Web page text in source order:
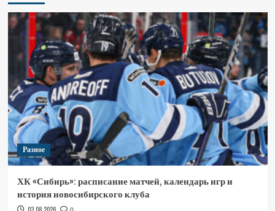
Разное
ХК «Сибирь»: расписание матчей, календарь игр и
история новосибирского клуба